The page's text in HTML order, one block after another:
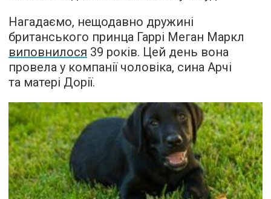
Нагадаємо, нещодавно дружині
британського принца Гаррі Меган Маркл
виповнилося 39 років. Цей день вона
провела у компанії чоловіка, сина Арчі
та матері Дорії.